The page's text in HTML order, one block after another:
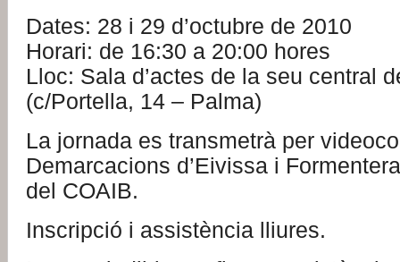
Dates: 28 i 29 d’octubre de 2010
Horari: de 16:30 a 20:00 hores
Lloc: Sala d’actes de la seu central
(c/Portella, 14 – Palma)
La jornada es transmetrà per
Demarcacions d’Eivissa i
del COAIB.
Inscripció i assistència lliures.